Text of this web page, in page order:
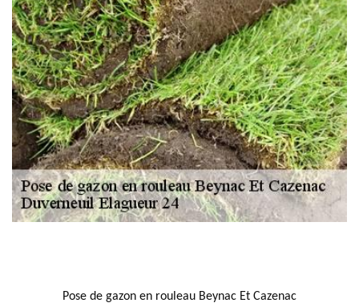
Pose de gazon en rouleau Beynac Et Cazenac